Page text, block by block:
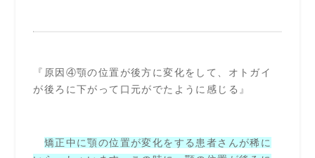
『原因④顎の位置が後方に変化をして、オトガイ
が後ろに下がって口元がでたように感じる』
矯正中に顎の位置が変化をする患者さんが稀に